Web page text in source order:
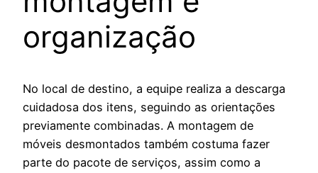
organização
No local de destino, a equipe realiza a descarga
cuidadosa dos itens, seguindo as orientações
previamente combinadas. A montagem de
móveis desmontados também costuma fazer
parte do pacote de serviços, assim como a